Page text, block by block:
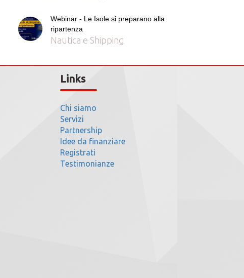
Webinar - Le Isole si preparano alla
ripartenza
Nautica e Shipping
Links
Chi siamo
Servizi
Partnership
Idee da finanziare
Registrati
Testimonianze